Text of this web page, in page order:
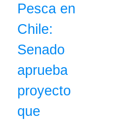
Pesca en
Chile:
Senado
aprueba
proyecto
que